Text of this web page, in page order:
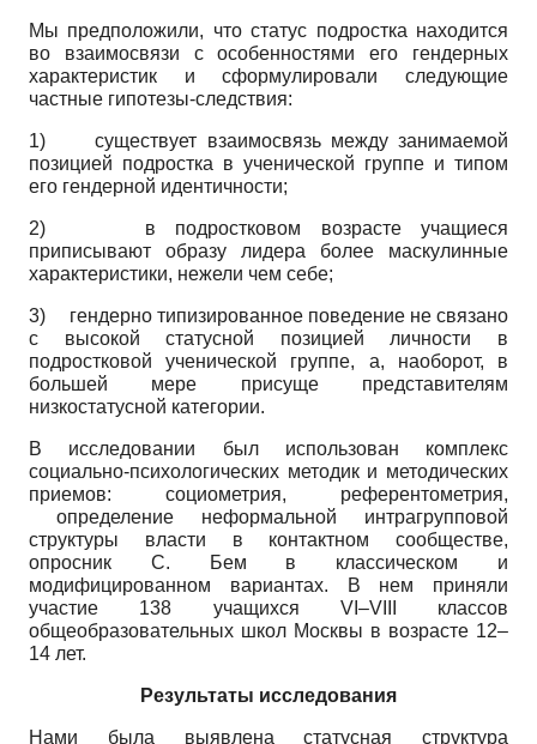
Мы предположили, что статус подростка находится
во взаимосвязи с особенностями его гендерных
характеристик и сформулировали следующие
частные гипотезы-следствия:
1) существует взаимосвязь между занимаемой
позицией подростка в ученической группе и типом
его гендерной идентичности;
2) в подростковом возрасте учащиеся
приписывают образу лидера более маскулинные
характеристики, нежели чем себе;
3) гендерно типизированное поведение не связано
с высокой статусной позицией личности в
подростковой ученической группе, а, наоборот, в
большей мере присуще представителям
низкостатусной категории.
В исследовании был использован комплекс
социально-психологических методик и методических
приемов: социометрия, референтометрия,
определение неформальной интрагрупповой
структуры власти в контактном сообществе,
опросник С. Бем в классическом и
модифицированном вариантах. В нем приняли
участие 138 учащихся VI–VIII классов
общеобразовательных школ Москвы в возрасте 12–
14 лет.
Результаты исследования
Нами была выявлена статусная структура